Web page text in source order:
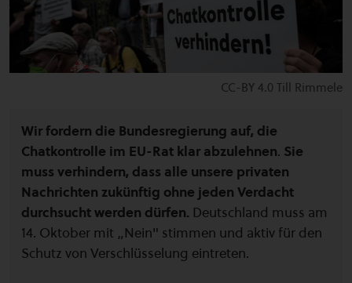
CC-BY 4.0 Till Rimmele
Wir fordern die Bundesregierung auf, die
Chatkontrolle im EU-Rat klar abzulehnen. Sie
muss verhindern, dass alle unsere privaten
Nachrichten zukünftig ohne jeden Verdacht
durchsucht werden dürfen. Deutschland muss am
14. Oktober mit „Nein" stimmen und aktiv für den
Schutz von Verschlüsselung eintreten.